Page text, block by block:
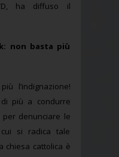
ha diffuso il
non basta più
l’indignazione!
di più a condurre
denunciare le
si radica tale
chiesa cattolica è